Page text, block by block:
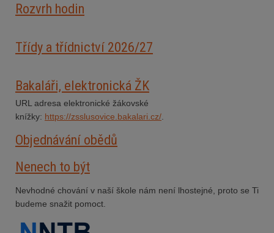
Rozvrh hodin
Třídy a třídnictví 2026/27
Bakaláři, elektronická ŽK
URL adresa elektronické žákovské
knížky: https://zsslusovice.bakalari.cz/
Objednávání obědů
Nenech to být
Nevhodné chování v naší škole nám není lhostejné, proto se Ti
budeme snažit pomoct.